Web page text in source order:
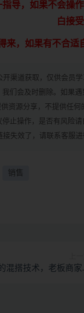
导，如果不会操
白接
来，如果有不合适
开渠道获取，仅供会员
们会及时删除。如果
资源分享，不提供任
止操作，是否有风险请
失效了，请联系客服进
销售
混搭技术，老板商家